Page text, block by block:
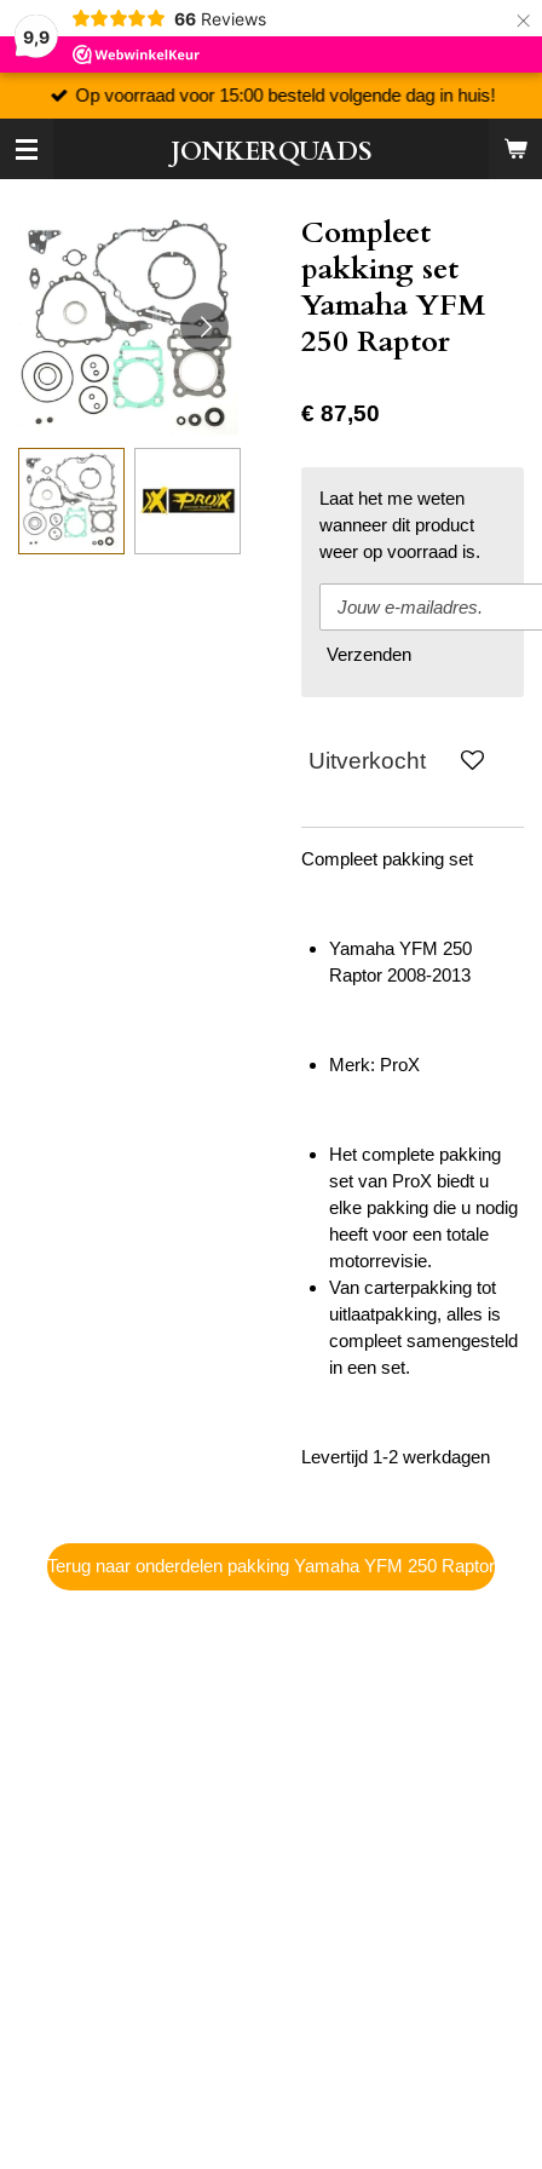
9,9
66 Reviews ×
JONKERQUADS
Op voorraad voor 15:00 besteld volgende dag in huis!
Compleet
pakking set
Yamaha YFM
250 Raptor
€ 87,50
Laat het me weten
wanneer dit product
weer op voorraad is.
Verzenden
Uitverkocht
Compleet pakking set
Yamaha YFM 250
Raptor 2008-2013
Merk: ProX
Het complete pakking
set van ProX biedt u
elke pakking die u nodig
heeft voor een totale
motorrevisie.
Van carterpakking tot
uitlaatpakking, alles is
compleet samengesteld
in een set.
Levertijd 1-2 werkdagen
Terug naar onderdelen pakking Yamaha YFM 250 Raptor